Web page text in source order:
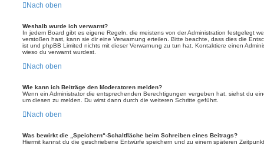
Nach oben
Weshalb wurde ich verwarnt?
In jedem Board gibt es eigene Regeln, die meistens von der Administration festgelegt
verstoßen hast, kann sie dir eine Verwarnung erteilen. Bitte beachte, dass dies die
ist und phpBB Limited nichts mit dieser Verwarnung zu tun hat. Kontaktiere einen
wieso du verwarnt wurdest.
Nach oben
Wie kann ich Beiträge den Moderatoren melden?
Wenn ein Administrator die entsprechenden Berechtigungen vergeben hat, siehst du
um diesen zu melden. Du wirst dann durch die weiteren Schritte geführt.
Nach oben
Was bewirkt die „Speichern“-Schaltfläche beim Schreiben eines Beitrags?
Hiermit kannst du die geschriebene Entwürfe speichern und zu einem späteren